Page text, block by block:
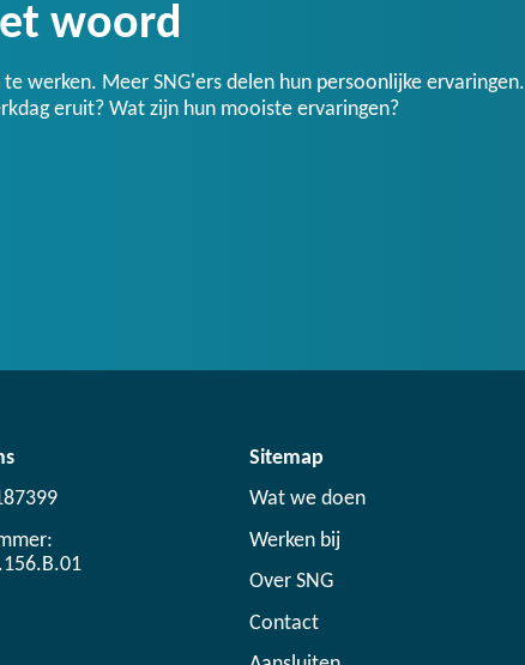
woord
werken. Meer SNG'ers delen hun persoonlijke ervaringen.
eruit? Wat zijn hun mooiste ervaringen?
Sitemap
Wat we doen
Werken bij
Over SNG
Contact